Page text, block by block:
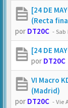
[24 DE
(Recta
por DT20C -Sab
[24 DE
por DT20C
VI Macro
(Madrid)
por DT20C -Vie